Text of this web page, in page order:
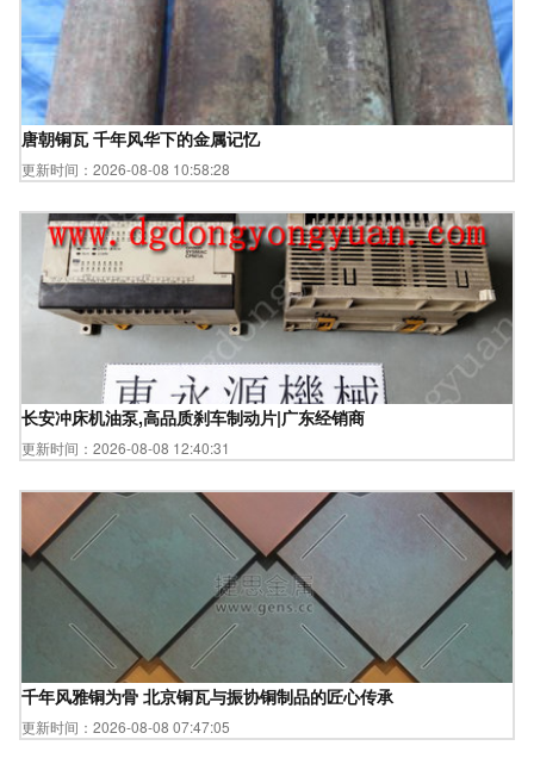
唐朝铜瓦 千年风华下的金属记忆
更新时间：2026-08-08 10:58:28
长安冲床机油泵,高品质刹车制动片|广东经销商
更新时间：2026-08-08 12:40:31
千年风雅铜为骨 北京铜瓦与振协铜制品的匠心传承
更新时间：2026-08-08 07:47:05